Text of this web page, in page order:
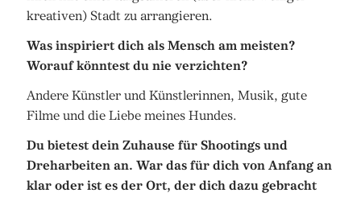
kreativen) Stadt zu arrangieren.
Was inspiriert dich als Mensch am meisten?
Worauf könntest du nie verzichten?
Andere Künstler und Künstlerinnen, Musik, gute
Filme und die Liebe meines Hundes.
Du bietest dein Zuhause für Shootings und
Dreharbeiten an. War das für dich von Anfang an
klar oder ist es der Ort, der dich dazu gebracht